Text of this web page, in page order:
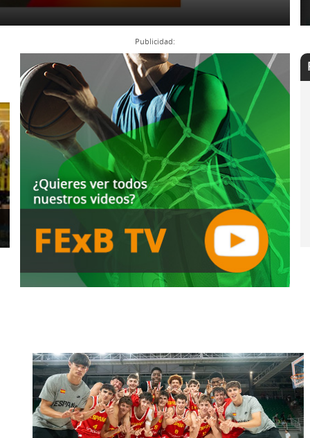
Publicidad:
lunes, 30 de septiembre de 2024
COPA EXTREMADURA MASCULINA
2024/25